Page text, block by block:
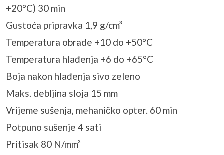
+20°C) 30 min
Gustoća pripravka 1,9 g/cm³
Temperatura obrade +10 do +50°C
Temperatura hlađenja +6 do +65°C
Boja nakon hlađenja sivo zeleno
Maks. debljina sloja 15 mm
Vrijeme sušenja, mehaničko opter. 60 min
Potpuno sušenje 4 sati
Pritisak 80 N/mm²